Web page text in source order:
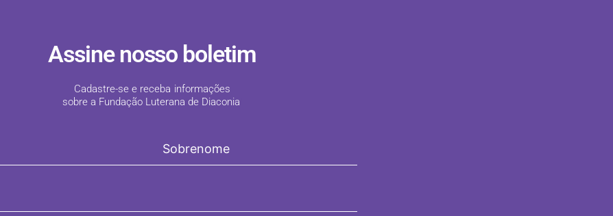
Assine nosso boletim
Cadastre-se e receba informações
sobre a Fundação Luterana de Diaconia